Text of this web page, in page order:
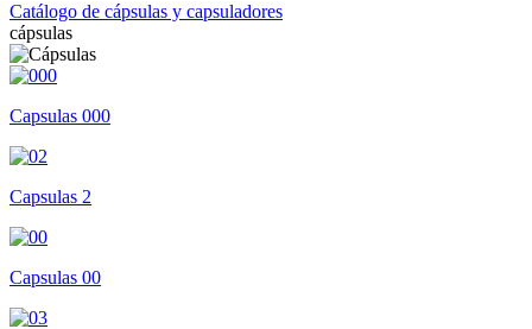
Catálogo de cápsulas y capsuladores
cápsulas
Capsulas 000
Capsulas 2
Capsulas 00